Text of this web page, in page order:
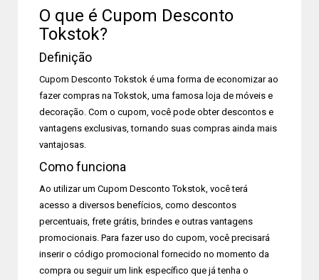
O que é Cupom Desconto
Tokstok?
Definição
Cupom Desconto Tokstok é uma forma de economizar ao
fazer compras na Tokstok, uma famosa loja de móveis e
decoração. Com o cupom, você pode obter descontos e
vantagens exclusivas, tornando suas compras ainda mais
vantajosas.
Como funciona
Ao utilizar um Cupom Desconto Tokstok, você terá
acesso a diversos benefícios, como descontos
percentuais, frete grátis, brindes e outras vantagens
promocionais. Para fazer uso do cupom, você precisará
inserir o código promocional fornecido no momento da
compra ou seguir um link específico que já tenha o